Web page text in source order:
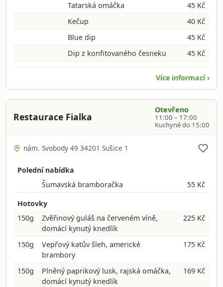
Tatarská omáčka
45 Kč
Kečup
40 Kč
Blue dip
45 Kč
Dip z konfitovaného česneku
45 Kč
Více informací ›
Restaurace Fialka
Otevřeno
11:00 – 17:00
Kuchyně do 15:00
nám. Svobody 49 34201 Sušice 1
Polední nabídka
Šumavská bramboračka
55 Kč
Hotovky
150g
Zvěřinový guláš na červeném víně,
domácí kynutý knedlík
225 Kč
150g
Vepřový katův šleh, americké
brambory
175 Kč
150g
Plněný paprikový lusk, rajská omáčka,
domácí kynutý knedlík
169 Kč